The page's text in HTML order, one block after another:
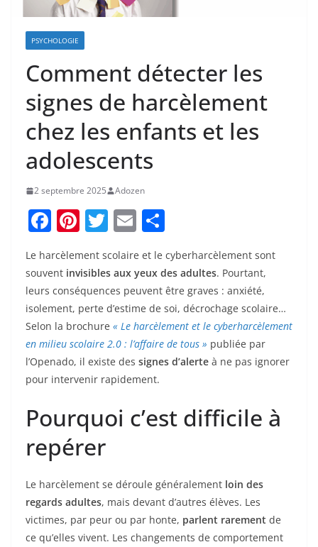
PSYCHOLOGIE
Comment détecter les
signes de harcèlement
chez les enfants et les
adolescents
2 septembre 2025 Adozen
F
a
c
e
b
o
o
k
Pi
er
e
st
T
w
itt
er
E
m
ai
l
ar
ta
g
er
Le harcèlement scolaire et le cyberharcèlement sont
souvent invisibles aux yeux des adultes. Pourtant,
leurs conséquences peuvent être graves : anxiété,
isolement, perte d’estime de soi, décrochage scolaire…
Selon la brochure « Le harcèlement et le cyberharcèlement
en milieu scolaire 2.0 : l’affaire de tous » publiée par
l’Openado, il existe des signes d’alerte à ne pas ignorer
pour intervenir rapidement.
Pourquoi c’est difficile à
repérer
Le harcèlement se déroule généralement loin des
regards adultes, mais devant d’autres élèves. Les
victimes, par peur ou par honte, parlent rarement de
ce qu’elles vivent. Les changements de comportement